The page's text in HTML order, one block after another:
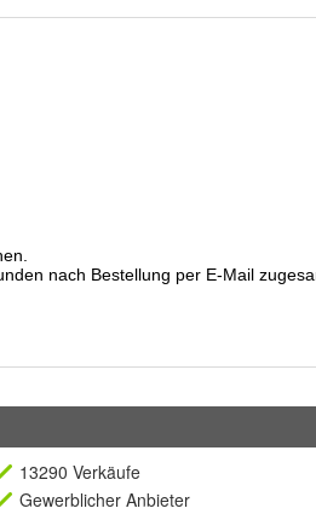
13290 Verkäufe
Gewerblicher Anbieter